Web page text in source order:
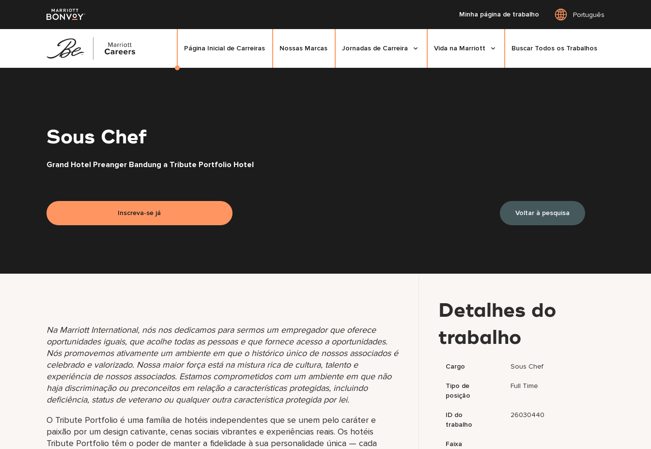
Minha página de trabalho Português
Página Inicial de Carreiras Nossas Marcas Jornadas de Carreira Vida na Marriott Buscar Todos os Trabalhos
Sous Chef
Grand Hotel Preanger Bandung a Tribute Portfolio Hotel
Inscreva-se já Voltar à pesquisa
Na Marriott International, nós nos dedicamos para sermos um empregador que oferece
oportunidades iguais, que acolhe todas as pessoas e que fornece acesso a oportunidades.
Nós promovemos ativamente um ambiente em que o histórico único de nossos associados é
celebrado e valorizado. Nossa maior força está na mistura rica de cultura, talento e
experiência de nossos associados. Estamos comprometidos com um ambiente em que não
haja discriminação ou preconceitos em relação a características protegidas, incluindo
deficiência, status de veterano ou qualquer outra característica protegida por lei.
O Tribute Portfolio é uma família de hotéis independentes que se unem pelo caráter e
paixão por um design cativante, cenas sociais vibrantes e experiências reais. Os hotéis
Tribute Portfolio têm o poder de manter a fidelidade à sua personalidade única — cada
Detalhes do
trabalho
Cargo Sous Chef
Tipo de
posição
Full Time
ID do
trabalho
26030440
Faixa